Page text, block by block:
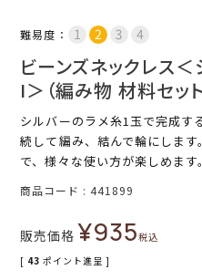
難易度：
ビーンズネックレス
I＞（編み物 材料セット
シルバーのラメ糸1玉で完成す
続して編み、結んで輪にしま
で、様々な使い方が楽しめます。
商品コード 441899
販売価格 ¥935税込
[ 43 ポイント進呈 ]